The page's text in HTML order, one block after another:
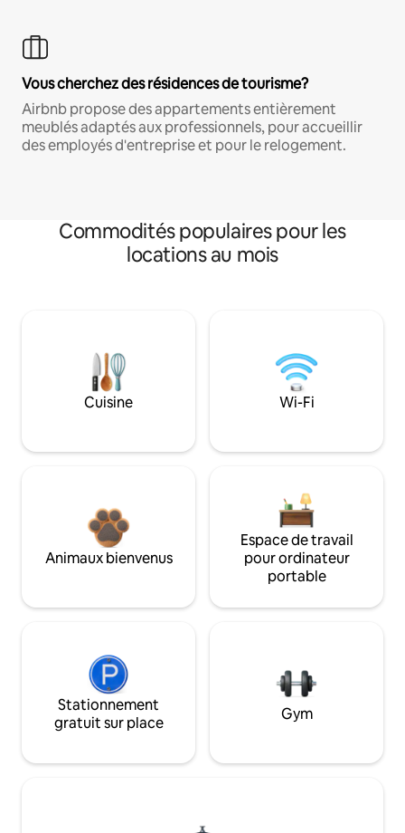
Vous cherchez des résidences de tourisme?
Airbnb propose des appartements entièrement
meublés adaptés aux professionnels, pour accueillir
des employés d'entreprise et pour le relogement.
Commodités populaires pour les
locations au mois
Cuisine Wi-Fi
Animaux bienvenus
Espace de travail
pour ordinateur
portable
Stationnement
gratuit sur place
Gym